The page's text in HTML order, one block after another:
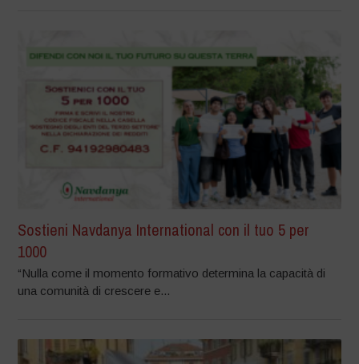
Sostieni Navdanya International con il tuo 5 per
1000
“Nulla come il momento formativo determina la capacità di
una comunità di crescere e...